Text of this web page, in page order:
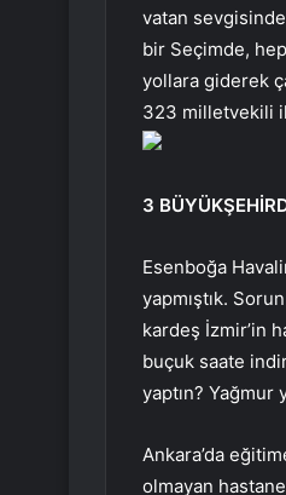
vatan
bir Seçimde,
yollara giderek
323 milletvekili
3
Esenboğa
yapmıştık.
kardeş İzmir’in
buçuk saate
yaptın? Yağmur
Ankara’da
olmayan